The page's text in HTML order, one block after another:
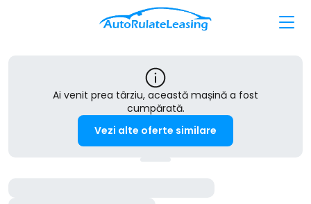
Ai venit prea târziu, această mașină a fost
cumpărată.
Vezi alte oferte similare